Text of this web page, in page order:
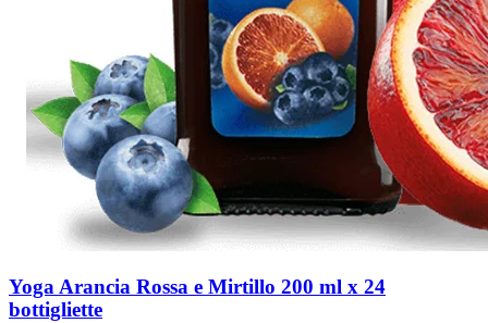
Yoga Arancia Rossa e Mirtillo 200 ml x 24
bottigliette